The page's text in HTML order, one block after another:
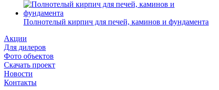
Полнотелый кирпич для печей, каминов и фундамента
Акции
Для дилеров
Фото объектов
Скачать проект
Новости
Контакты